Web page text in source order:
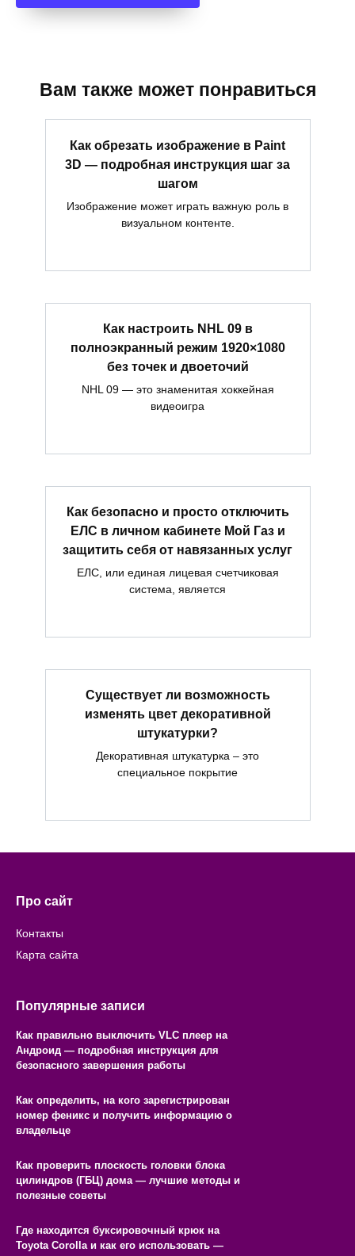
Вам также может понравиться
Как обрезать изображение в Paint
3D — подробная инструкция шаг за
шагом
Изображение может играть важную роль в
визуальном контенте.
Как настроить NHL 09 в
полноэкранный режим 1920×1080
без точек и двоеточий
NHL 09 — это знаменитая хоккейная
видеоигра
Как безопасно и просто отключить
ЕЛС в личном кабинете Мой Газ и
защитить себя от навязанных услуг
ЕЛС, или единая лицевая счетчиковая
система, является
Существует ли возможность
изменять цвет декоративной
штукатурки?
Декоративная штукатурка – это
специальное покрытие
Про сайт
Контакты
Карта сайта
Популярные записи
Как правильно выключить VLC плеер на
Андроид — подробная инструкция для
безопасного завершения работы
Как определить, на кого зарегистрирован
номер феникс и получить информацию о
владельце
Как проверить плоскость головки блока
цилиндров (ГБЦ) дома — лучшие методы и
полезные советы
Где находится буксировочный крюк на
Toyota Corolla и как его использовать —